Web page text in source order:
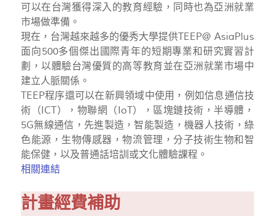
可以在台灣獲得深入的教育經驗，同時也為亞洲就業
市場做準備。
現在，台灣越來越多的優秀大學提供TEEP@ AsiaPlus
面向500多個傑出國際青年的短期專業和研究實習計
劃，以體驗台灣優質的高等教育並在亞洲就業市場中
建立人脈關係。
TEEP程序還可以在新興領域中使用，例如信息通信技
術（ICT），物聯網（IoT），區塊鏈技術，半導體，
5G無線通信，先進製造，智能製造，機器人技術，綠
色能源，生物傳感器，物流管理，分子技術生物和智
能保健，以及普通話培訓或文化體驗課程。
相關連結
計畫經費補助